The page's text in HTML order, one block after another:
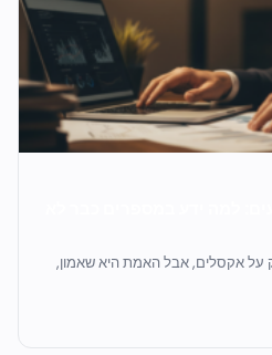
אקסלים, אבל האמת היא שאמון,